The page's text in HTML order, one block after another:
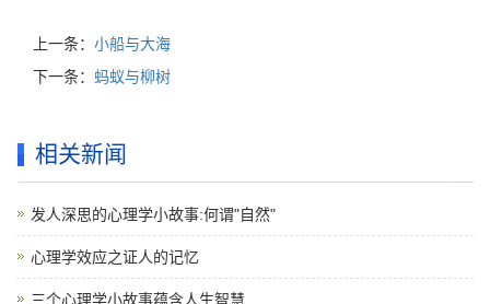
上一条： 小船与大海
下一条： 蚂蚁与柳树
相关新闻
发人深思的心理学小故事:何谓"自然"
心理学效应之证人的记忆
三个心理学小故事蕴含人生智慧